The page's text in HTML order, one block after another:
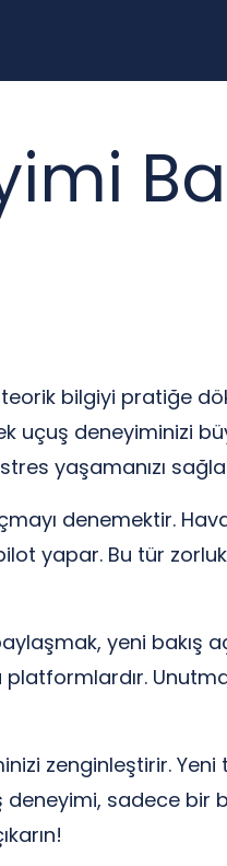
bilgiyi pratiğe
deneyiminizi
yaşamanızı
denemektir.
yapar. Bu tür
yeni bakış
zenginleştirir.
deneyimi, sadece